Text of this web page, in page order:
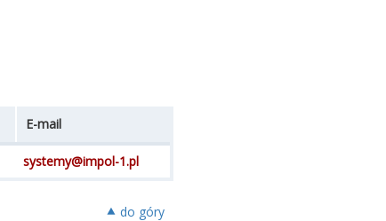
E-mail
systemy@impol-1.pl
⯅ do góry